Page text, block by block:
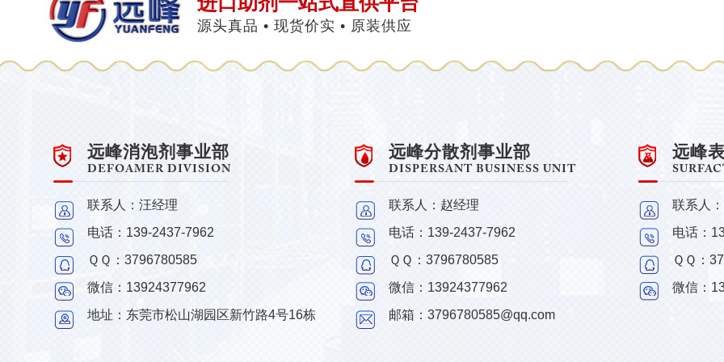
源头真品 • 现货价实 • 原装供应
远峰消泡剂事业部
DEFOAMER DIVISION
联系人：汪经理
电话：139-2437-7962
ＱＱ：3796780585
微信：13924377962
地址：东莞市松山湖园区新竹路4号16栋
远峰分散剂事业部
DISPERSANT BUSINESS UNIT
联系人：赵经理
电话：139-2437-7962
ＱＱ： 3796780585
微信：13924377962
邮箱：3796780585@qq.com
远峰
联系人
电话：
ＱＱ：
微信：